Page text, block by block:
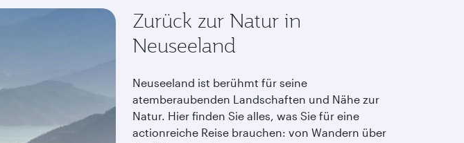
Zurück zur Natur in
Neuseeland
Neuseeland ist berühmt für seine
atemberaubenden Landschaften und Nähe zur
Natur. Hier finden Sie alles, was Sie für eine
actionreiche Reise brauchen: von Wandern über